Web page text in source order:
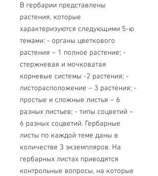
В гербарии представлены
растения, которые
характеризуются следующими 5-ю
темами: - органы цветкового
растения – 1 полное растение; -
стержневая и мочковатая
корневые системы -2 растения; -
листорасположение – 3 растения; -
простые и сложные листья – 6
разных листьев; - типы соцветий –
6 разных соцветий. Гербарные
листы по каждой теме даны в
количестве 3 экземпляров. На
гербарных листах приводятся
контрольные вопросы, на которые